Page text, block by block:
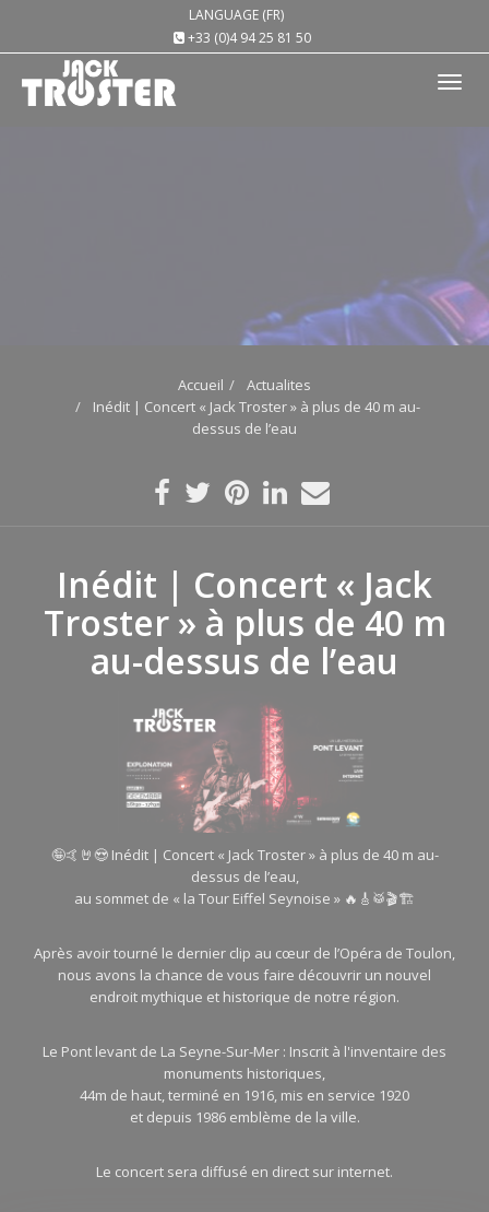
LANGUAGE (FR)
+33 (0)4 94 25 81 50
Accueil
Actualites
Inédit | Concert « Jack Troster » à plus de 40 m au-
dessus de l’eau
Inédit | Concert « Jack
Troster » à plus de 40 m
au-dessus de l’eau
🤪🤙🤘😍 Inédit | Concert « Jack Troster » à plus de 40 m au-
dessus de l’eau,
au sommet de « la Tour Eiffel Seynoise » 🔥🎸🥁🎬🏗
Après avoir tourné le dernier clip au cœur de l’Opéra de Toulon,
nous avons la chance de vous faire découvrir un nouvel
endroit mythique et historique de notre région.
Le Pont levant de La Seyne-Sur-Mer : Inscrit à l'inventaire des
monuments historiques,
44m de haut, terminé en 1916, mis en service 1920
et depuis 1986 emblème de la ville.
Le concert sera diffusé en direct sur internet.